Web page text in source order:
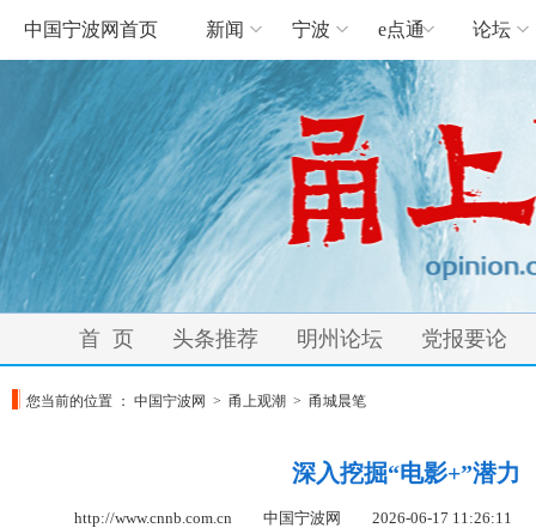
中国宁波网首页 新闻 宁波 e点通 论坛
首 页 头条推荐 明州论坛 党报要论
您当前的位置 ： 中国宁波网 > 甬上观潮 > 甬城晨笔
深入挖掘“电影+”潜力
http://www.cnnb.com.cn 中国宁波网2026-06-17 11:26:11